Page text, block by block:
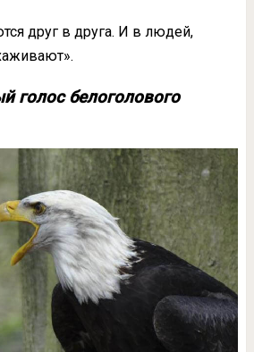
друг в друга. И в людей,
голос белоголового